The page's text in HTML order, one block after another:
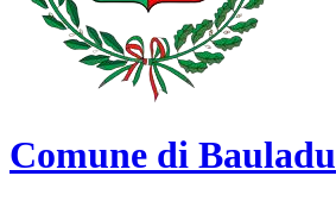
Comune di Bauladu